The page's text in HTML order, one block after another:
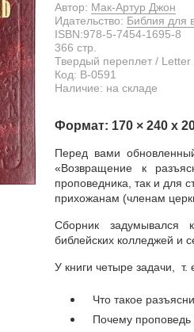
Автор: Мак-Артур Джон
Идательство: Библия для
ISBN:978-5-7454-1695-8
366 стр.
Твердый переплет / Letter
Код: B-0591
Наличие: на складе
Формат: 170 × 240 х
Перед вами
«Возвращение к
проповедника, так и для
прихожанам (членам
Сборник задумывался
библейских колледжей и
У книги четыре задачи, т.
Что такое
Почему